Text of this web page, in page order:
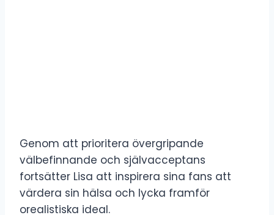
Genom att prioritera övergripande
välbefinnande och självacceptans
fortsätter Lisa att inspirera sina fans att
värdera sin hälsa och lycka framför
orealistiska ideal.